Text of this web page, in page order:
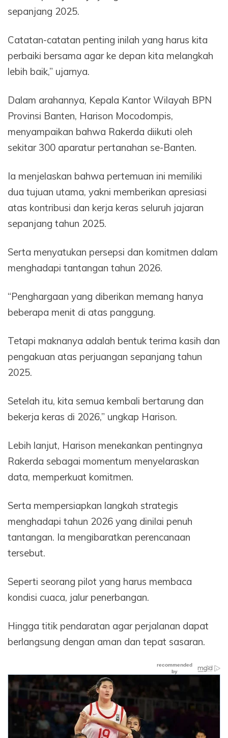
sepanjang 2025.
Catatan-catatan penting inilah yang harus kita
perbaiki bersama agar ke depan kita melangkah
lebih baik,” ujarnya.
Dalam arahannya, Kepala Kantor Wilayah BPN
Provinsi Banten, Harison Mocodompis,
menyampaikan bahwa Rakerda diikuti oleh
sekitar 300 aparatur pertanahan se-Banten.
Ia menjelaskan bahwa pertemuan ini memiliki
dua tujuan utama, yakni memberikan apresiasi
atas kontribusi dan kerja keras seluruh jajaran
sepanjang tahun 2025.
Serta menyatukan persepsi dan komitmen dalam
menghadapi tantangan tahun 2026.
“Penghargaan yang diberikan memang hanya
beberapa menit di atas panggung.
Tetapi maknanya adalah bentuk terima kasih dan
pengakuan atas perjuangan sepanjang tahun
2025.
Setelah itu, kita semua kembali bertarung dan
bekerja keras di 2026,” ungkap Harison.
Lebih lanjut, Harison menekankan pentingnya
Rakerda sebagai momentum menyelaraskan
data, memperkuat komitmen.
Serta mempersiapkan langkah strategis
menghadapi tahun 2026 yang dinilai penuh
tantangan. Ia mengibaratkan perencanaan
tersebut.
Seperti seorang pilot yang harus membaca
kondisi cuaca, jalur penerbangan.
Hingga titik pendaratan agar perjalanan dapat
berlangsung dengan aman dan tepat sasaran.